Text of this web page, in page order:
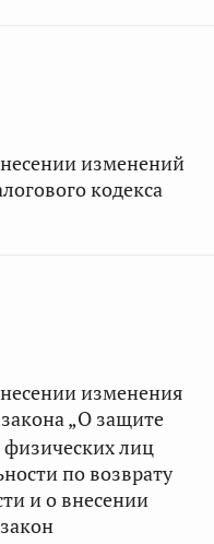
изменений
кодекса
изменения
„О защите
лиц
по возврату
и о внесении